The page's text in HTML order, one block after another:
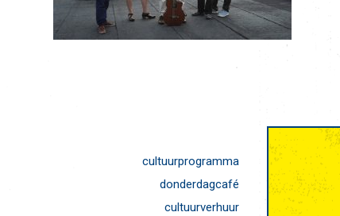
cultuurprogramma
donderdagcafé
cultuurverhuur